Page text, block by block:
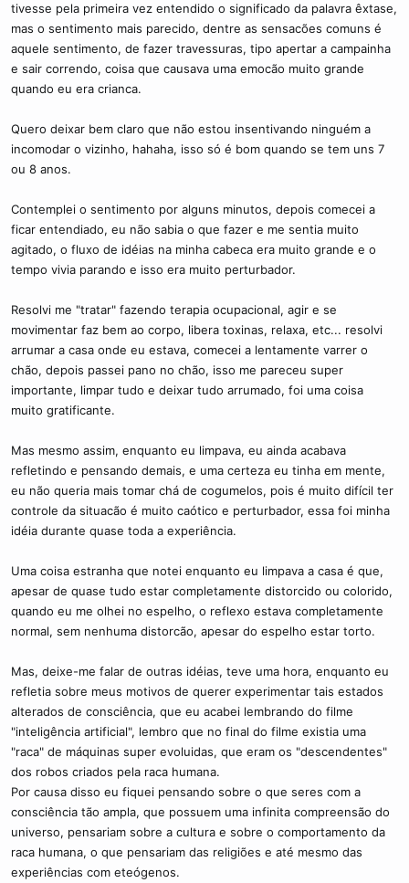
tivesse pela primeira vez entendido o significado da palavra êxtase,
mas o sentimento mais parecido, dentre as sensacões comuns é
aquele sentimento, de fazer travessuras, tipo apertar a campainha
e sair correndo, coisa que causava uma emocão muito grande
quando eu era crianca.
Quero deixar bem claro que não estou insentivando ninguém a
incomodar o vizinho, hahaha, isso só é bom quando se tem uns 7
ou 8 anos.
Contemplei o sentimento por alguns minutos, depois comecei a
ficar entendiado, eu não sabia o que fazer e me sentia muito
agitado, o fluxo de idéias na minha cabeca era muito grande e o
tempo vivia parando e isso era muito perturbador.
Resolvi me "tratar" fazendo terapia ocupacional, agir e se
movimentar faz bem ao corpo, libera toxinas, relaxa, etc... resolvi
arrumar a casa onde eu estava, comecei a lentamente varrer o
chão, depois passei pano no chão, isso me pareceu super
importante, limpar tudo e deixar tudo arrumado, foi uma coisa
muito gratificante.
Mas mesmo assim, enquanto eu limpava, eu ainda acabava
refletindo e pensando demais, e uma certeza eu tinha em mente,
eu não queria mais tomar chá de cogumelos, pois é muito difícil ter
controle da situacão é muito caótico e perturbador, essa foi minha
idéia durante quase toda a experiência.
Uma coisa estranha que notei enquanto eu limpava a casa é que,
apesar de quase tudo estar completamente distorcido ou colorido,
quando eu me olhei no espelho, o reflexo estava completamente
normal, sem nenhuma distorcão, apesar do espelho estar torto.
Mas, deixe-me falar de outras idéias, teve uma hora, enquanto eu
refletia sobre meus motivos de querer experimentar tais estados
alterados de consciência, que eu acabei lembrando do filme
"inteligência artificial", lembro que no final do filme existia uma
"raca" de máquinas super evoluidas, que eram os "descendentes"
dos robos criados pela raca humana.
Por causa disso eu fiquei pensando sobre o que seres com a
consciência tão ampla, que possuem uma infinita compreensão do
universo, pensariam sobre a cultura e sobre o comportamento da
raca humana, o que pensariam das religiões e até mesmo das
experiências com eteógenos.